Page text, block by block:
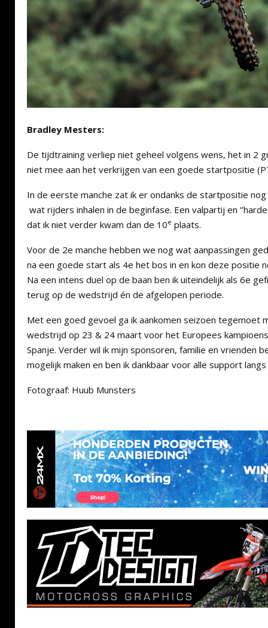
Bradley Mesters:
De tijdtraining verliep niet geheel volgens wens, het in 2
niet mee aan het verkrijgen van een goede startpositie
In de eerste manche zat ik er ondanks de startpositie
wat rijders inhalen in de beginfase. Een valpartij en
dat ik niet verder kwam dan de 10e plaats.
Voor de 2e manche hebben we nog wat aanpassingen
na een goede start als 4e het bos in en kon deze positie
Na een intens duel op de baan ben ik uiteindelijk als 6e
terug op de wedstrijd én de afgelopen periode.
Met een goed gevoel ga ik aankomen seizoen tegemoet
wedstrijd op 23 & 24 maart voor het Europees
Spanje. Verder wil ik mijn sponsoren, familie en vrienden
mogelijk maken en ben ik dankbaar voor alle support langs
Fotograaf: Huub Munsters